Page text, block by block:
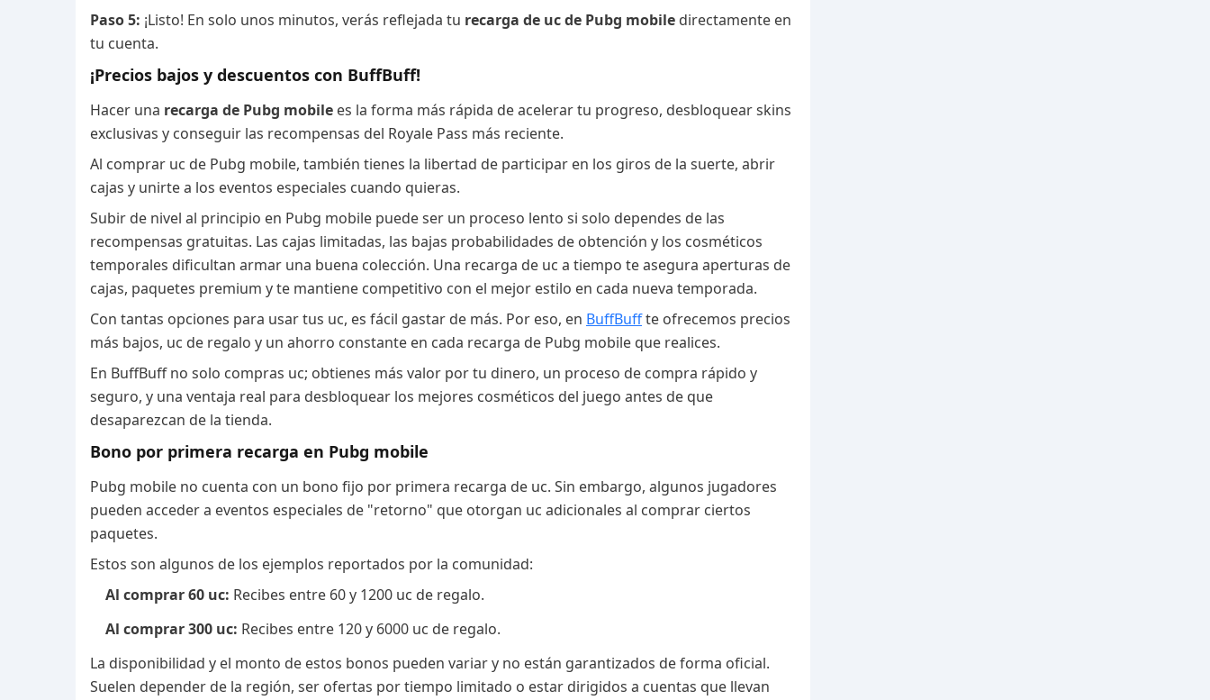
Paso 5: ¡Listo! En solo unos minutos, verás reflejada tu recarga de uc de Pubg mobile directamente en
tu cuenta.
¡Precios bajos y descuentos con BuffBuff!
Hacer una recarga de Pubg mobile es la forma más rápida de acelerar tu progreso, desbloquear skins
exclusivas y conseguir las recompensas del Royale Pass más reciente.
Al comprar uc de Pubg mobile, también tienes la libertad de participar en los giros de la suerte, abrir
cajas y unirte a los eventos especiales cuando quieras.
Subir de nivel al principio en Pubg mobile puede ser un proceso lento si solo dependes de las
recompensas gratuitas. Las cajas limitadas, las bajas probabilidades de obtención y los cosméticos
temporales dificultan armar una buena colección. Una recarga de uc a tiempo te asegura aperturas de
cajas, paquetes premium y te mantiene competitivo con el mejor estilo en cada nueva temporada.
Con tantas opciones para usar tus uc, es fácil gastar de más. Por eso, en BuffBuffte ofrecemos precios
más bajos, uc de regalo y un ahorro constante en cada recarga de Pubg mobile que realices.
En BuffBuff no solo compras uc; obtienes más valor por tu dinero, un proceso de compra rápido y
seguro, y una ventaja real para desbloquear los mejores cosméticos del juego antes de que
desaparezcan de la tienda.
Bono por primera recarga en Pubg mobile
Pubg mobile no cuenta con un bono fijo por primera recarga de uc. Sin embargo, algunos jugadores
pueden acceder a eventos especiales de "retorno" que otorgan uc adicionales al comprar ciertos
paquetes.
Estos son algunos de los ejemplos reportados por la comunidad:
Al comprar 60 uc: Recibes entre 60 y 1200 uc de regalo.
Al comprar 300 uc: Recibes entre 120 y 6000 uc de regalo.
La disponibilidad y el monto de estos bonos pueden variar y no están garantizados de forma oficial.
Suelen depender de la región, ser ofertas por tiempo limitado o estar dirigidos a cuentas que llevan